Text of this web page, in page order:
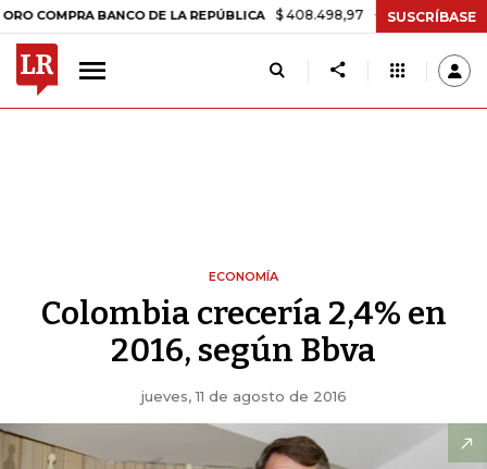
BANCO DE LA REPÚBLICA $ 408.498,97 +$ 8.753,81 +2,19%
SUSCRÍBASE
ECONOMÍA
Colombia crecería 2,4% en
2016, según Bbva
jueves, 11 de agosto de 2016